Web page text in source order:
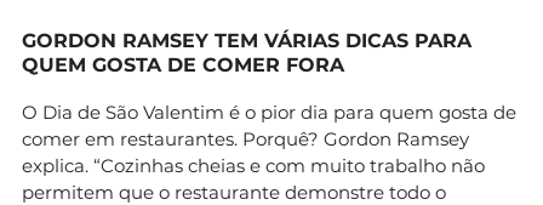
GORDON RAMSEY TEM VÁRIAS DICAS PARA
QUEM GOSTA DE COMER FORA
O Dia de São Valentim é o pior dia para quem gosta de
comer em restaurantes. Porquê? Gordon Ramsey
explica. “Cozinhas cheias e com muito trabalho não
permitem que o restaurante demonstre todo o